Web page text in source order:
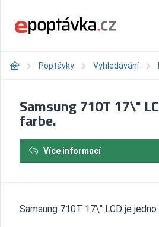
Poptávky Vyhledávání
Samsung 710T 17\"
farbe.
Více informací
Samsung 710T 17\" LCD je